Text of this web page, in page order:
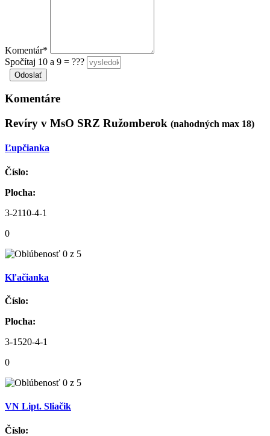
Komentár*
Spočítaj 10 a 9 = ???
Komentáre
Revíry v MsO SRZ Ružomberok (nahodných max 18)
Ľupčianka
Číslo:
Plocha:
3-2110-4-1
0
Kľačianka
Číslo:
Plocha:
3-1520-4-1
0
VN Lipt. Sliačik
Číslo: